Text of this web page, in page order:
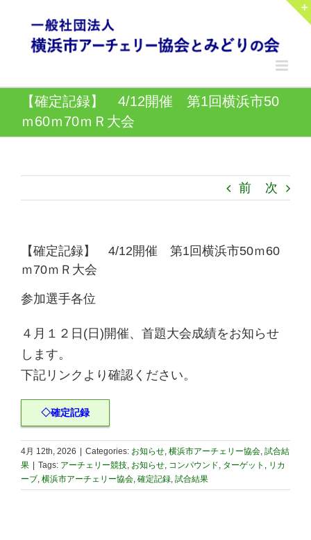
content
【確定記録】 4/12開催 第1回横浜市50
ｍ60ｍ70ｍＲ大会
前 次
【確定記録】 4/12開催 第1回横浜市50ｍ60
ｍ70ｍＲ大会
参加選手各位
４月１２日(日)開催、首題大会成績をお知らせ
します。
下記リンクより確認ください。
◇確定記録
4月 12th, 2026 | Categories: お知らせ 横浜市アーチェリー協会 試合結
果 | Tags: アーチェリー競技 お知らせ コンパウンド ターゲット
リカ
ーブ 横浜市アーチェリー協会 確定記録 試合結果